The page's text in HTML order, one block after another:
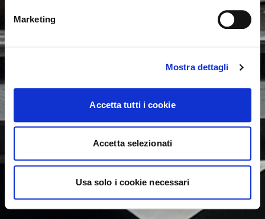
Marketing
Mostra dettagli
Accetta tutti i cookie
Accetta selezionati
Usa solo i cookie necessari